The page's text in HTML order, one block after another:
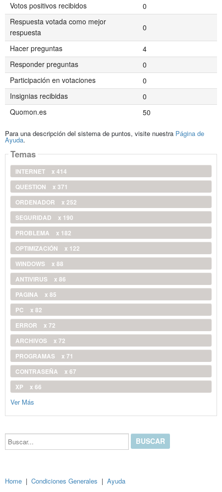
Votos positivos recibidos
0
Respuesta votada como mejor
respuesta
0
Hacer preguntas
4
Responder preguntas
0
Participación en votaciones
0
Insignias recibidas
0
Quomon.es
50
Para una descripción del sistema de puntos, visite nuestra Página de
Ayuda.
Temas
INTERNET
x 414
QUESTION
x 371
ORDENADOR
x 252
SEGURIDAD
x 190
PROBLEMA
x 182
OPTIMIZACIÓN
x 122
WINDOWS
x 88
ANTIVIRUS
x 86
PAGINA
x 85
PC
x 82
ERROR
x 72
ARCHIVOS
x 72
PROGRAMAS
x 71
CONTRASEÑA
x 67
XP
x 66
Ver Más
Buscar...
Home | Condiciones Generales | Ayuda